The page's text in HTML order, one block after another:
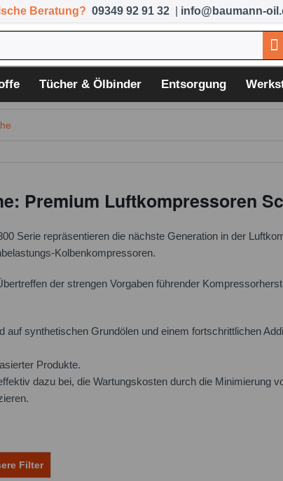
Beratung? 09349 92 91 32 info@baumann-
Tücher & Ölbinder Entsorgung
Premium Luftkompressoren
Serie repräsentieren die nächste Generation in der
Kolbenkompressoren.
der strengen Vorgaben führender
auf synthetischen Grundölen und einem fortschrittlichen
Produkte.
dazu bei, die Wartungskosten durch die Minimierung
Filter